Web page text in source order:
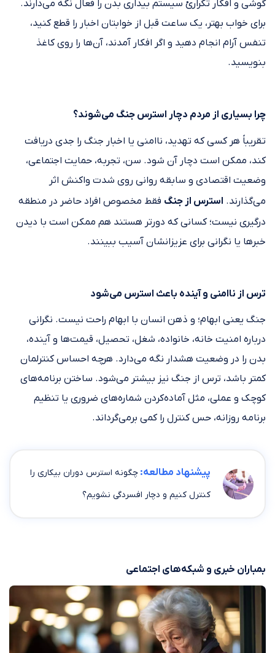
گوشی و افکار تکراریْ سیستم بیداری بدن را فعال نگه می‌دارند.
برای خواب بهتر، یک ساعت قبل از خوابتان اخبار را قطع کنید،
تنفس آرام انجام دهید و اگر افکار آمدند، آن‌ها را روی کاغذ
بنویسید.
چرا بسیاری از مردم دچار استرس جنگ می‌شوند؟
تقریباً هر کسی که تهدید، ناامنی یا اخبار جنگ را جدی دریافت
کند، ممکن است دچار آن شود. سن، تجربه، حمایت اجتماعی،
وضعیت اقتصادی و سابقه روانی روی شدت واکنش اثر
می‌گذارند. استرس از جنگ فقط مخصوص افراد حاضر در منطقه
درگیری نیست؛ کسانی که دورتر هستند هم ممکن است با دیدن
خبرها یا نگرانی برای عزیزانشان آسیب ببینند.
ترس از ناامنی و آینده باعث استرس می‌شود
جنگ یعنی ابهام؛ و ذهن انسان با ابهام راحت نیست. نگرانی
درباره امنیت خانه، خانواده، شغل، تحصیل، قیمت‌ها و آینده،
بدن را در وضعیت هشدار نگه می‌دارد. هرچه احساس کنترلمان
کمتر باشد، ترس از جنگ نیز بیشتر می‌شود. ساختن برنامه‌های
کوچک و عملی، مثل آماده‌کردن شماره‌های ضروری یا تنظیم
برنامه روزانه، حس کنترل را کمی برمی‌گرداند.
پیشنهاد مطالعه: چگونه استرس دوران بیکاری را
کنترل کنیم و دچار افسردگی نشویم؟
بمباران خبری و شبکه‌های اجتماعی